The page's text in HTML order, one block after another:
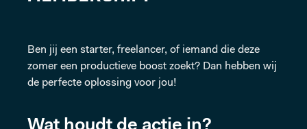
STRIJP-S
MICROLAB
Ben jij een starter, freelancer, of iemand die deze
zomer een productieve boost zoekt? Dan hebben wij
de perfecte oplossing voor jou!